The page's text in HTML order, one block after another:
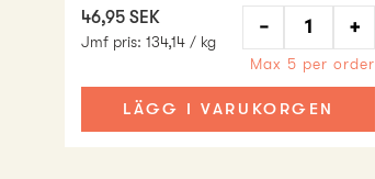
46,95 SEK
Jmf pris:134,14 / kg
− +
Max 5 per order
LÄGG I VARUKORGEN